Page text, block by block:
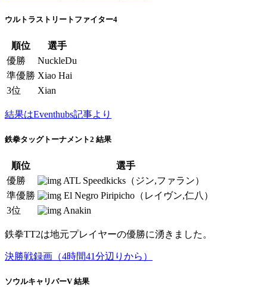
ウルトラストリートファイター4
順位
選手
優勝
NuckleDu
準優勝 Xiao Hai
3位
Xian
結果はEventhubs記事より
鉄拳タッグトーナメント2 結果
順位
選手
優勝
ATL Speedkicks（ジン,ファラン）
準優勝
El Negro Piripicho（レイヴン,仁八）
3位
Anakin
鉄拳TT2は地元プレイヤーの優勝に湧きました。
決勝戦録画（4時間41分辺りから）
ソウルキャリバーV 結果